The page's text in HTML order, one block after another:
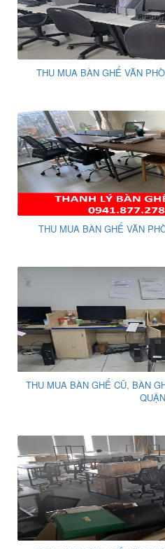
THU MUA BÀN GHẾ VĂN
THU MUA BÀN GHẾ VĂN
THU MUA BÀN GHẾ CŨ, BÀN